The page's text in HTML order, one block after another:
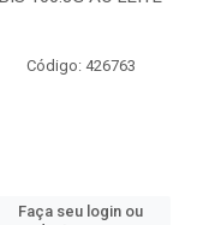
Código: 426763
Faça seu login ou